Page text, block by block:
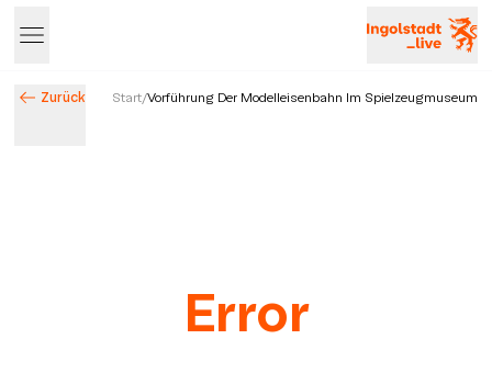
Zurück Start/Vorführung Der Modelleisenbahn Im Spielzeugmuseum
Error